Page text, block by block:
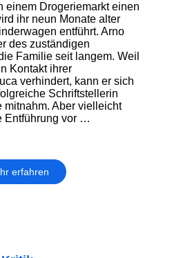
einem Drogeriemarkt einen
ihr neun Monate alter
entführt. Arno
des zuständigen
Familie seit langem. Weil
Kontakt ihrer
verhindert, kann er sich
Schriftstellerin
mitnahm. Aber vielleicht
Entführung vor …
erfahren